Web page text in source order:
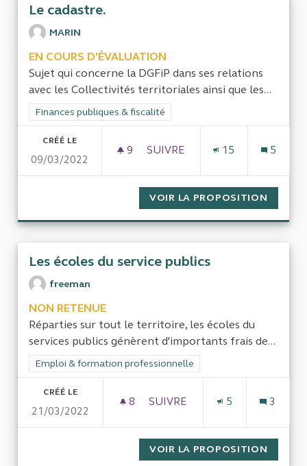
Le cadastre.
MARIN
EN COURS D'ÉVALUATION
Sujet qui concerne la DGFiP dans ses relations
avec les Collectivités territoriales ainsi que les...
Filtrer les résultats de la catégorie : Finances publiques &
Finances publiques & fiscalité
CRÉÉ LE
09/03/2022
9 9 ABONNÉS
SUIVRE
15 5
VOIR LA PROPOSITION
Les écoles du service publics
freeman
NON RETENUE
Réparties sur tout le territoire, les écoles du
services publics génèrent d'importants frais de...
Filtrer les résultats de la catégorie : Emploi & formation
Emploi & formation professionnelle
CRÉÉ LE
21/03/2022
8 8 ABONNÉS
SUIVRE
5 3
VOIR LA PROPOSITION